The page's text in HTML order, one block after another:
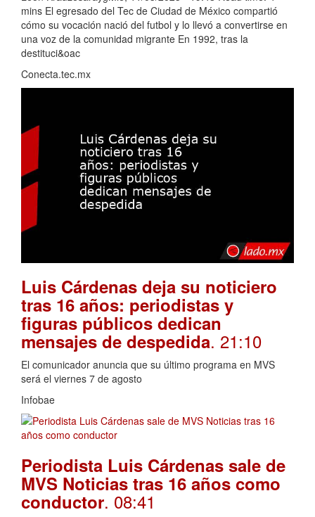
mins El egresado del Tec de Ciudad de México compartió
cómo su vocación nació del futbol y lo llevó a convertirse en
una voz de la comunidad migrante En 1992, tras la
destituci&oac
Conecta.tec.mx
Luis Cárdenas deja su noticiero
tras 16 años: periodistas y
figuras públicos dedican
mensajes de despedida. 21:10
El comunicador anuncia que su último programa en MVS
será el viernes 7 de agosto
Infobae
Periodista Luis Cárdenas sale de
MVS Noticias tras 16 años como
conductor. 08:41